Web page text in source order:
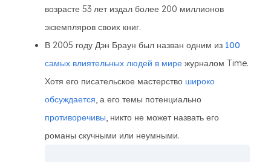
возрасте 53 лет издал более 200 миллионов
экземпляров своих книг.
В 2005 году Дэн Браун был назван одним из 100
самых влиятельных людей в мире журналом Time.
Хотя его писательское мастерство широко
обсуждается, а его темы потенциально
противоречивы, никто не может назвать его
романы скучными или неумными.